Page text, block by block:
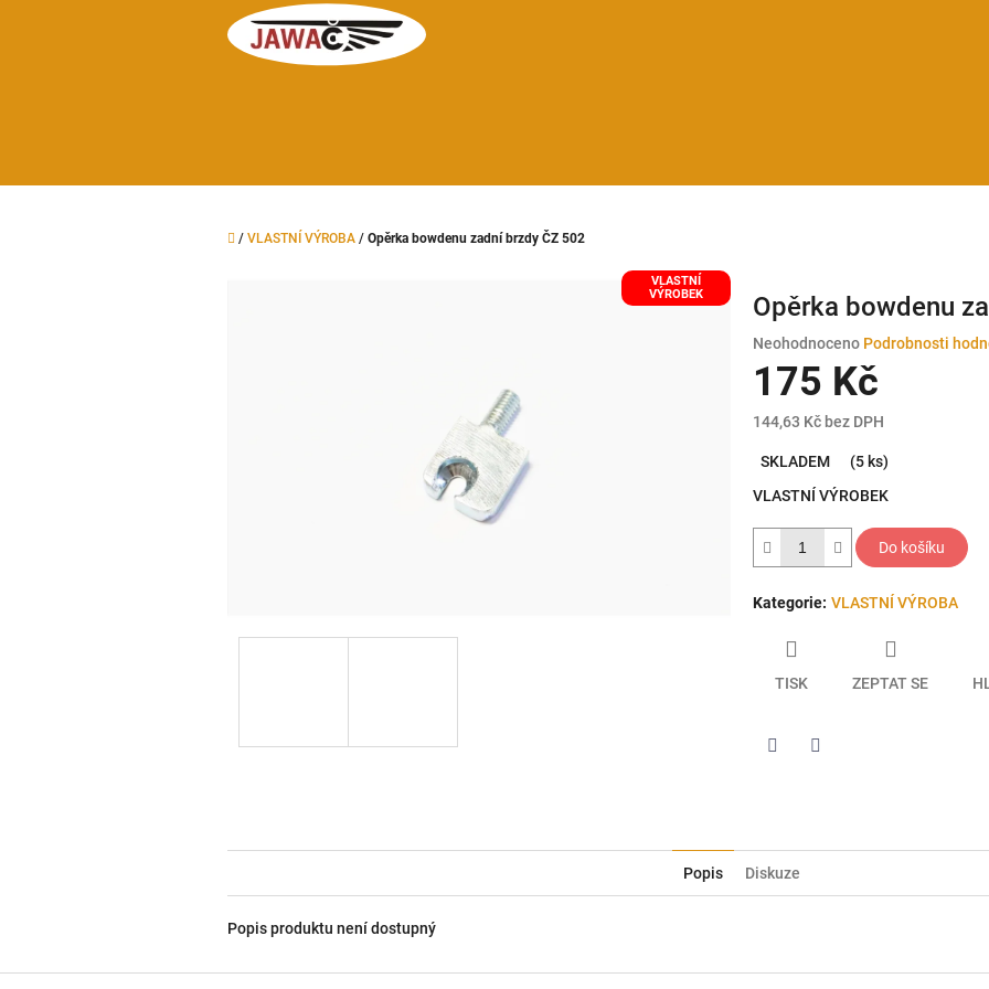
Domů
/ VLASTNÍ VÝROBA / Opěrka bowdenu zadní brzdy ČZ 502
VLASTNÍ
VÝROBEK
Opěrka bowdenu
Průměrné
hodnocení
produktu
0,0
hvězdiček.
Neohodnoceno Podrobnosti
175 Kč
144,63 Kč bez DPH
cena:
SKLADEM
(5 ks)
VLASTNÍ VÝROBEK
Do košíku
Kategorie: VLASTNÍ VÝROBA
TISK ZEPTAT SE
Popis Diskuze
Popis produktu není dostupný